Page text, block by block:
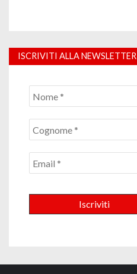
ISCRIVITI ALLA NEWSLETTER